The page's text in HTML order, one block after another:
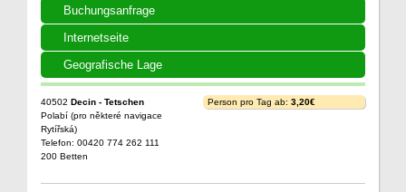
Buchungsanfrage
Internetseite
Geografische Lage
40502 Decin - Tetschen
Polabí (pro některé navigace
Rytířská)
Telefon: 00420 774 262 111
200 Betten
Person pro Tag ab: 3,20€